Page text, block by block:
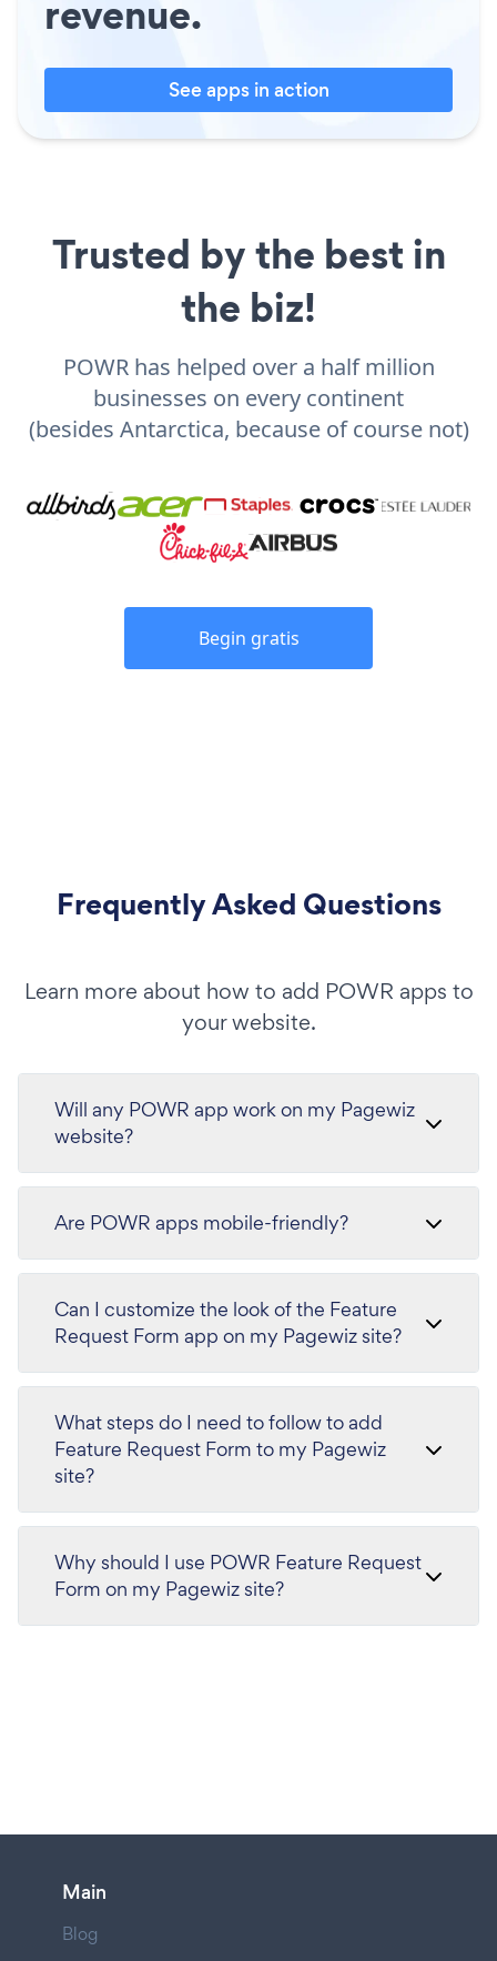
revenue.
See apps in action
Trusted by the best in
the biz!
POWR has helped over a half million
businesses on every continent
(besides Antarctica, because of course not)
Begin gratis
Frequently Asked Questions
Learn more about how to add POWR apps to
your website.
Will any POWR app work on my Pagewiz
website?
Are POWR apps mobile-friendly?
Can I customize the look of the Feature
Request Form app on my Pagewiz site?
What steps do I need to follow to add
Feature Request Form to my Pagewiz
site?
Why should I use POWR Feature Request
Form on my Pagewiz site?
Main
Blog